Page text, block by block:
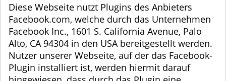
Diese Webseite nutzt Plugins des Anbieters
Facebook.com, welche durch das Unternehmen
Facebook Inc., 1601 S. California Avenue, Palo
Alto, CA 94304 in den USA bereitgestellt werden.
Nutzer unserer Webseite, auf der das Facebook-
Plugin installiert ist, werden hiermit darauf